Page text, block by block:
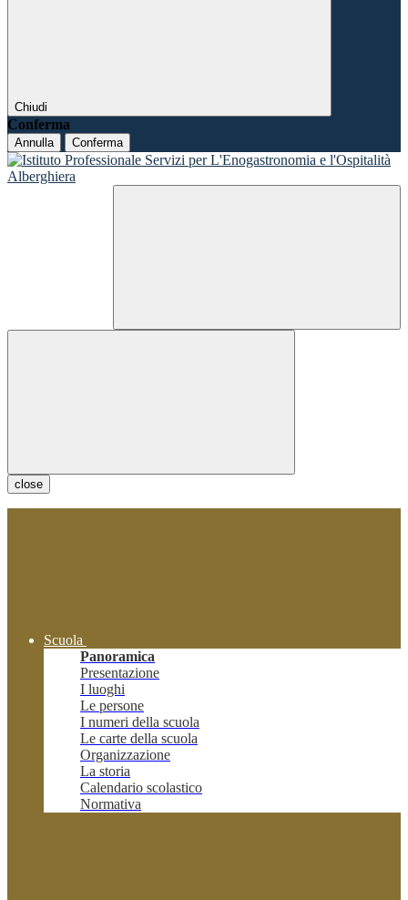
Chiudi
Conferma
Annulla Conferma
close
Scuola
Panoramica
Presentazione
I luoghi
Le persone
I numeri della scuola
Le carte della scuola
Organizzazione
La storia
Calendario scolastico
Normativa